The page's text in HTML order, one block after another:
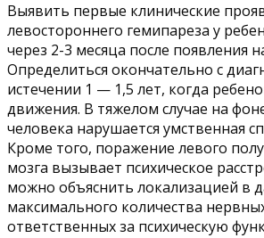
Выявить первые клинические
левостороннего гемипареза у
через 2-3 месяца после появления
Определиться окончательно с
истечении 1 — 1,5 лет, когда
движения. В тяжелом случае на
человека нарушается умственная
Кроме того, поражение левого
мозга вызывает психическое
можно объяснить локализацией в
максимального количества
ответственных за психическую